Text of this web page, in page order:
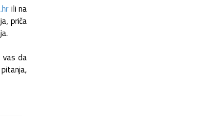
ili na
priča
da